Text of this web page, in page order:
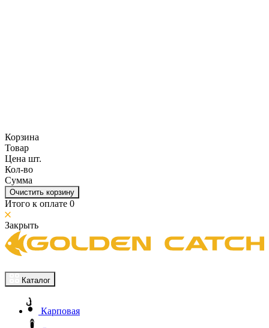
Корзина
Товар
Цена шт.
Кол-во
Сумма
Очистить корзину
Итого к оплате 0
Закрыть
Каталог
Карповая